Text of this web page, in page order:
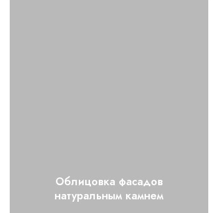
Облицовка фасадов
натуральным камнем